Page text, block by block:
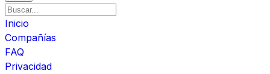
Inicio
Compañías
FAQ
Privacidad